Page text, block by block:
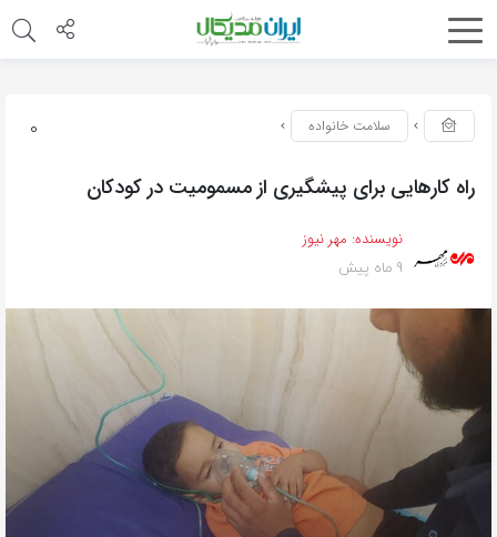
0 سلامت خانواده
راه کارهایی برای پیشگیری از مسمومیت در کودکان
نویسنده: مهر نیوز
9 ماه پیش